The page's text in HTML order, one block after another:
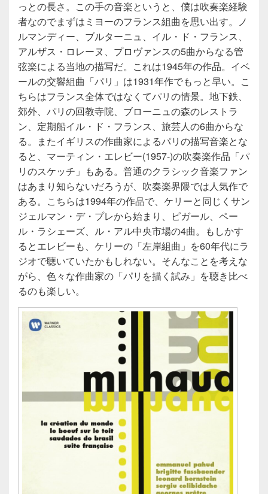
っとの長さ。この手の音楽というと、僕は吹奏楽経験
者なのでまずはミヨーのフランス組曲を思い出す。ノ
ルマンディー、ブルターニュ、イル・ド・フランス、
アルザス・ロレーヌ、プロヴァンスの5曲からなる管
弦楽による当地の描写だ。これは1945年の作品。イベ
ールの交響組曲「パリ」は1931年作でもっと早い。こ
ちらはフランス全体ではなくてパリの情景。地下鉄、
郊外、パリの回教寺院、ブローニュの森のレストラ
ン、定期船イル・ド・フランス、旅芸人の6曲からな
る。またイギリスの作曲家によるパリの描写音楽とな
ると、マーティン・エレビー(1957-)の吹奏楽作品「パ
リのスケッチ」もある。普通のクラシック音楽ファン
はあまり知らないだろうが、吹奏楽界隈では人気作で
ある。こちらは1994年の作品で、ケリーと同じくサン
ジェルマン・デ・プレから始まり、ピガール、ペー
ル・ラシェーズ、ル・アル中央市場の4曲。もしかす
るとエレビーも、ケリーの「左岸組曲」を60年代にラ
ジオで聴いていたかもしれない。そんなことを考えな
がら、色々な作曲家の「パリを描く試み」を聴き比べ
るのも楽しい。